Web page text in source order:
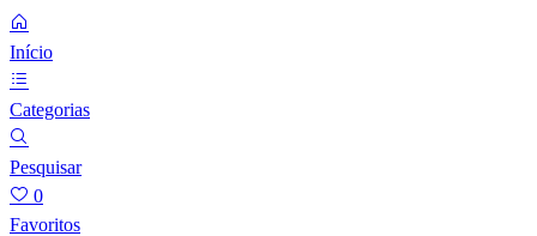
Início
Categorias
Pesquisar
0
Favoritos